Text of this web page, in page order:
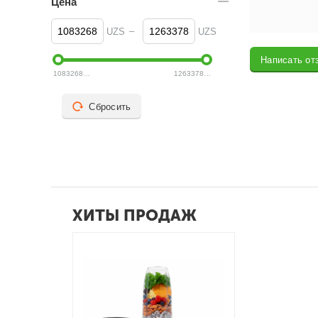
Написать
UZS – UZS
1083268 1263378
Сбросить
ХИТЫ ПРОДАЖ